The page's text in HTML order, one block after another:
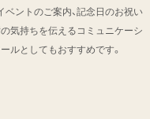
ベントのご案内、記念日のお祝い
気持ちを伝えるコミュニケーシ
ルとしてもおすすめです。